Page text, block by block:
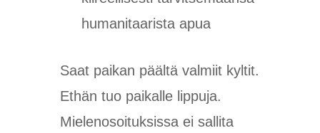
humanitaarista apua
Saat paikan päältä valmiit kyltit.
Ethän tuo paikalle lippuja.
Mielenosoituksissa ei sallita